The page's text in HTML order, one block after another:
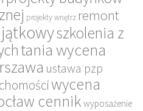
projekty wnętrz remont
szkolenia z
tania wycena
ustawa pzp
wycena
cennik wyposażenie